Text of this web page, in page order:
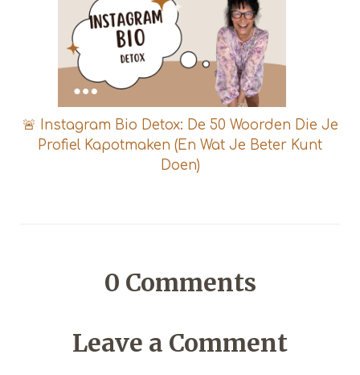
🚨 Instagram Bio Detox: De 50 Woorden Die Je
Profiel Kapotmaken (En Wat Je Beter Kunt
Doen)
0 Comments
Leave a Comment